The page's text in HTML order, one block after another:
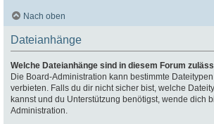
Nach oben
Dateianhänge
Welche Dateianhänge sind in diesem Forum
Die Board-Administration kann bestimmte
verbieten. Falls du dir nicht sicher bist, welche
kannst und du Unterstützung benötigst, wende dich
Administration.